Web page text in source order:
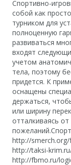
Спортивно-
собой как
турником для
полноценную
развиваться
входят
учетом
тела, поэтому
придется. К
оснащены
держаться,
или ширину
отталкиваясь
http://smerch.org/
http://taksi-
http://fbmo.ru/